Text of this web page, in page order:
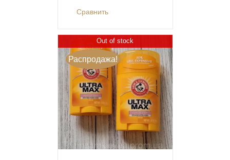
Сравнить
Распродажа!
Out of stock